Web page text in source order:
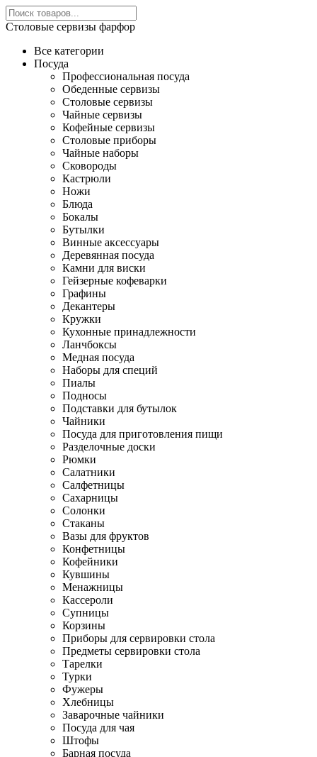
Столовые сервизы фарфор
Все категории
Посуда
Профессиональная посуда
Обеденные сервизы
Столовые сервизы
Чайные сервизы
Кофейные сервизы
Столовые приборы
Чайные наборы
Сковороды
Кастрюли
Ножи
Блюда
Бокалы
Бутылки
Винные аксессуары
Деревянная посуда
Камни для виски
Гейзерные кофеварки
Графины
Декантеры
Кружки
Кухонные принадлежности
Ланчбоксы
Медная посуда
Наборы для специй
Пиалы
Подносы
Подставки для бутылок
Чайники
Посуда для приготовления пищи
Разделочные доски
Рюмки
Салатники
Салфетницы
Сахарницы
Солонки
Стаканы
Вазы для фруктов
Конфетницы
Кофейники
Кувшины
Менажницы
Кассероли
Супницы
Корзины
Приборы для сервировки стола
Предметы сервировки стола
Тарелки
Турки
Фужеры
Хлебницы
Заварочные чайники
Посуда для чая
Штофы
Барная посуда